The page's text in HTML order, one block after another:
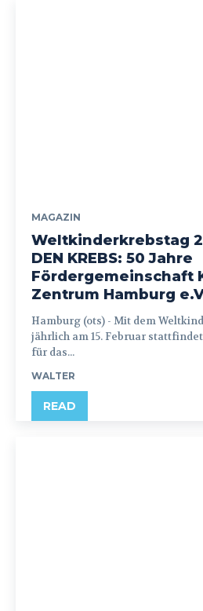
MAGAZIN
Weltkinderkrebstag
DEN KREBS: 50 Jahre
Fördergemeinschaft
Zentrum Hamburg
Hamburg (ots) - Mit dem Weltkinderkrebstag, der
jährlich am 15. Februar
für das...
WALTER
READ